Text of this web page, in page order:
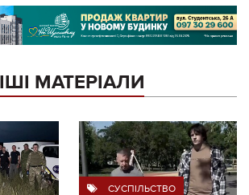
МАТЕРІАЛИ
СУСПІЛЬСТВО